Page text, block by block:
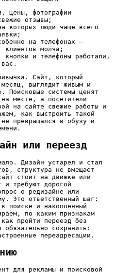
цены, фотографии
отзывы;
которых люди чаще всего
на телефонах —
клиентов молча;
и телефоны работали,
Сайт, который
выглядит живым и
Поисковые системы ценят
месте, а посетители
на сайте свежие работы и
как выстроить такой
превращался в обузу и
или переезд
Дизайн устарел и стал
структура не вмещает
стоит на движке или
и требуют дорогой
о редизайне или
Это ответственный шаг:
поиске и накопленный
по каким признакам
пройти переезд без
обязательно сохранить:
переадресации.
для рекламы и поисковой